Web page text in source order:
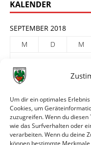
Um dir ein optimales
Cookies, um
zuzugreifen. Wenn du
wie das Surfverhalten oder
verarbeiten. Wenn du deine
können bestimmte
KALENDER
SEPTEMBER 2018
M
D M
3
5
17
18 19
24
25 26
« Aug.
Okt. »